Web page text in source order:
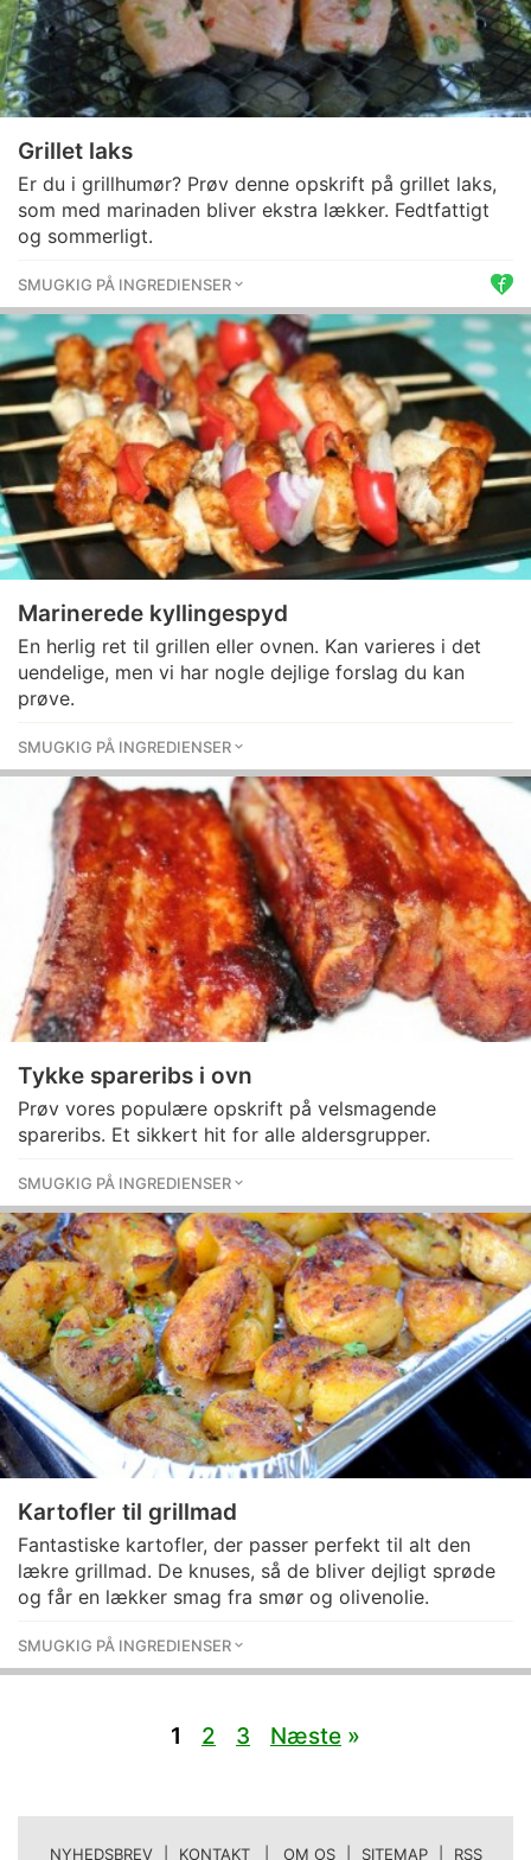
Grillet laks
Er du i grillhumør? Prøv denne opskrift på grillet laks,
som med marinaden bliver ekstra lækker. Fedtfattigt
og sommerligt.
SMUGKIG PÅ INGREDIENSER
Marinerede kyllingespyd
En herlig ret til grillen eller ovnen. Kan varieres i det
uendelige, men vi har nogle dejlige forslag du kan
prøve.
SMUGKIG PÅ INGREDIENSER
Tykke spareribs i ovn
Prøv vores populære opskrift på velsmagende
spareribs. Et sikkert hit for alle aldersgrupper.
SMUGKIG PÅ INGREDIENSER
Kartofler til grillmad
Fantastiske kartofler, der passer perfekt til alt den
lækre grillmad. De knuses, så de bliver dejligt sprøde
og får en lækker smag fra smør og olivenolie.
SMUGKIG PÅ INGREDIENSER
1 2 3 Næste »
NYHEDSBREV KONTAKT | OM OS SITEMAP RSS